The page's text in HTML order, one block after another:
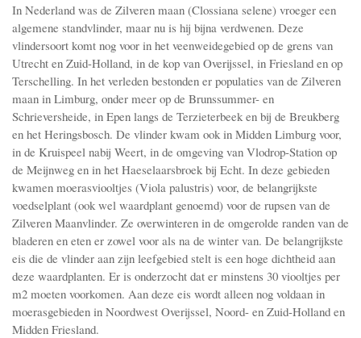
In Nederland was de Zilveren maan (Clossiana selene) vroeger een
algemene standvlinder, maar nu is hij bijna verdwenen. Deze
vlindersoort komt nog voor in het veenweidegebied op de grens van
Utrecht en Zuid-Holland, in de kop van Overijssel, in Friesland en op
Terschelling. In het verleden bestonden er populaties van de Zilveren
maan in Limburg, onder meer op de Brunssummer- en
Schrieversheide, in Epen langs de Terzieterbeek en bij de Breukberg
en het Heringsbosch. De vlinder kwam ook in Midden Limburg voor,
in de Kruispeel nabij Weert, in de omgeving van Vlodrop-Station op
de Meijnweg en in het Haeselaarsbroek bij Echt. In deze gebieden
kwamen moerasviooltjes (Viola palustris) voor, de belangrijkste
voedselplant (ook wel waardplant genoemd) voor de rupsen van de
Zilveren Maanvlinder. Ze overwinteren in de omgerolde randen van de
bladeren en eten er zowel voor als na de winter van. De belangrijkste
eis die de vlinder aan zijn leefgebied stelt is een hoge dichtheid aan
deze waardplanten. Er is onderzocht dat er minstens 30 viooltjes per
m2 moeten voorkomen. Aan deze eis wordt alleen nog voldaan in
moerasgebieden in Noordwest Overijssel, Noord- en Zuid-Holland en
Midden Friesland.